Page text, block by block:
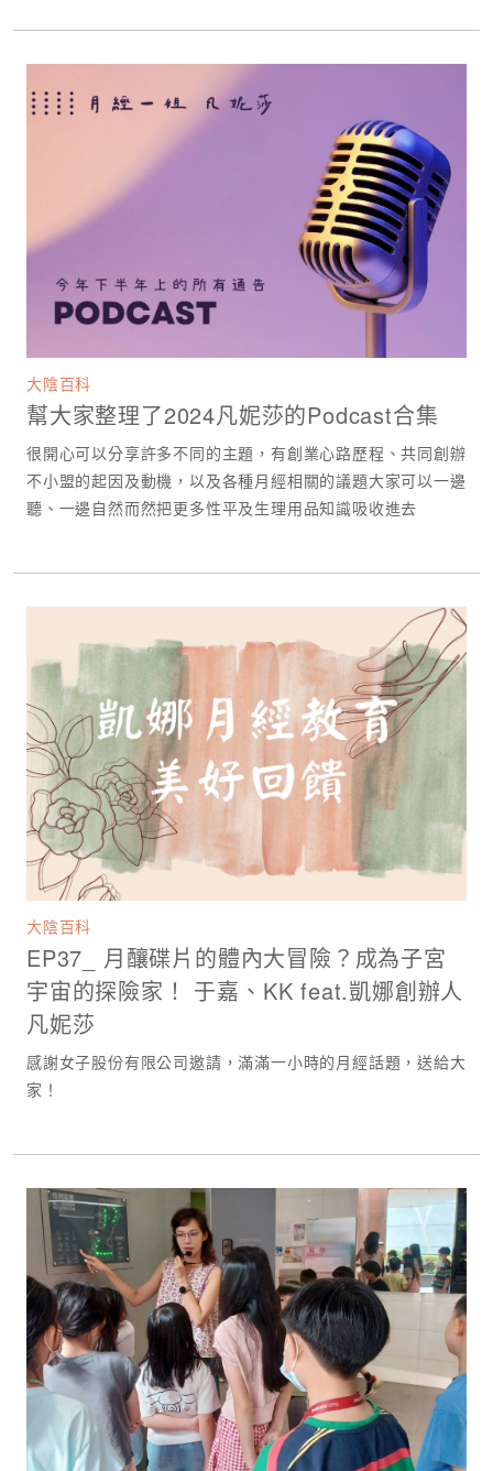
大陰百科
幫大家整理了2024凡妮莎的Podcast合集
很開心可以分享許多不同的主題，有創業心路歷程、共同創辦
不小盟的起因及動機，以及各種月經相關的議題大家可以一邊
聽、一邊自然而然把更多性平及生理用品知識吸收進去
大陰百科
EP37_ 月釀碟片的體內大冒險？成為子宮
宇宙的探險家！ 于嘉、KK feat.凱娜創辦人
凡妮莎
感謝女子股份有限公司邀請，滿滿一小時的月經話題，送給大
家！